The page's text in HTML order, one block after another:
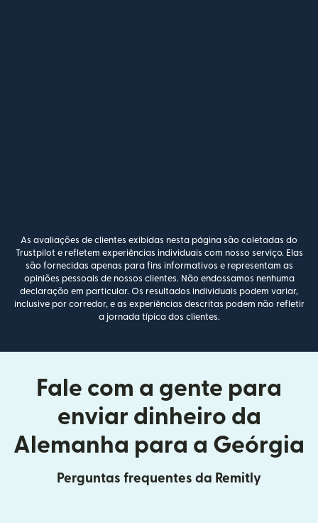
As avaliações de clientes exibidas nesta página são coletadas do
Trustpilot e refletem experiências individuais com nosso serviço. Elas
são fornecidas apenas para fins informativos e representam as
opiniões pessoais de nossos clientes. Não endossamos nenhuma
declaração em particular. Os resultados individuais podem variar,
inclusive por corredor, e as experiências descritas podem não refletir
a jornada típica dos clientes.
Fale com a gente para
enviar dinheiro da
Alemanha para a Geórgia
Perguntas frequentes da Remitly